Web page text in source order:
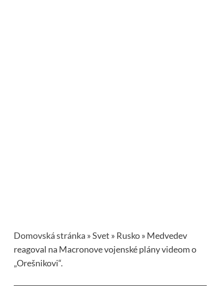
Domovská stránka »Svet » Rusko» Medvedev
reagoval na Macronove vojenské plány videom o
„Orešnikovi“.